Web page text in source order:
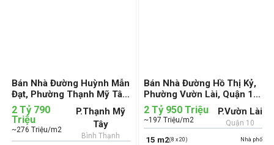
Bán Nhà Đường Huỳnh Mẫn
Đạt, Phường Thạnh Mỹ Tây,
Quận Bình Thạnh (cũ)
2 Tỷ 790
Triệu
~276 Triệu/m2
P.Thạnh Mỹ
Tây
Bình Thạnh
Bán Nhà Đường Hồ Thị Kỷ,
Phường Vườn Lài, Quận 10
(cũ)
Nhà phố
15 m2(8 x 20)
2 Tỷ 950 Triệu
~197 Triệu/m2
P.Vườn Lài
Quận 10